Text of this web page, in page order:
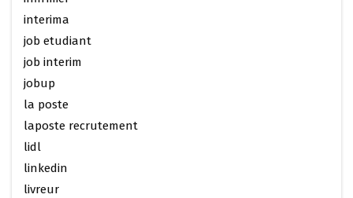
interima
job etudiant
job interim
jobup
la poste
laposte recrutement
lidl
linkedin
livreur